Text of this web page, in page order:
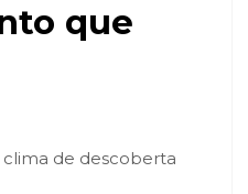
que
de descoberta